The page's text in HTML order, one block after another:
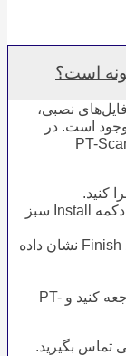
نصبی،
است. در
پس از باز شدن فایل، تیک لازم را بزنید تا دکمه Install سبز
کلید Install را بزنید و منتظر بمانید تا کلید Finish نشان داده
به آدرس C:\Payatek\PT-ScanSuit مراجعه کنید و PT-
تماس بگیرید.